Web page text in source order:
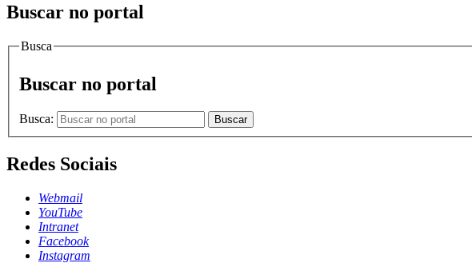
Buscar no portal
Busca
Buscar no portal
Busca: Buscar
Redes Sociais
Webmail
YouTube
Intranet
Facebook
Instagram